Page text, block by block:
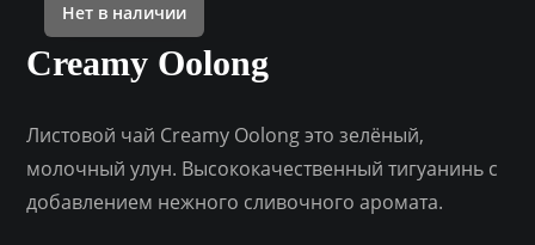
Нет в наличии
Creamy Oolong
Листовой чай Creamy Oolong это зелёный,
молочный улун. Высококачественный тигуанинь с
добавлением нежного сливочного аромата.